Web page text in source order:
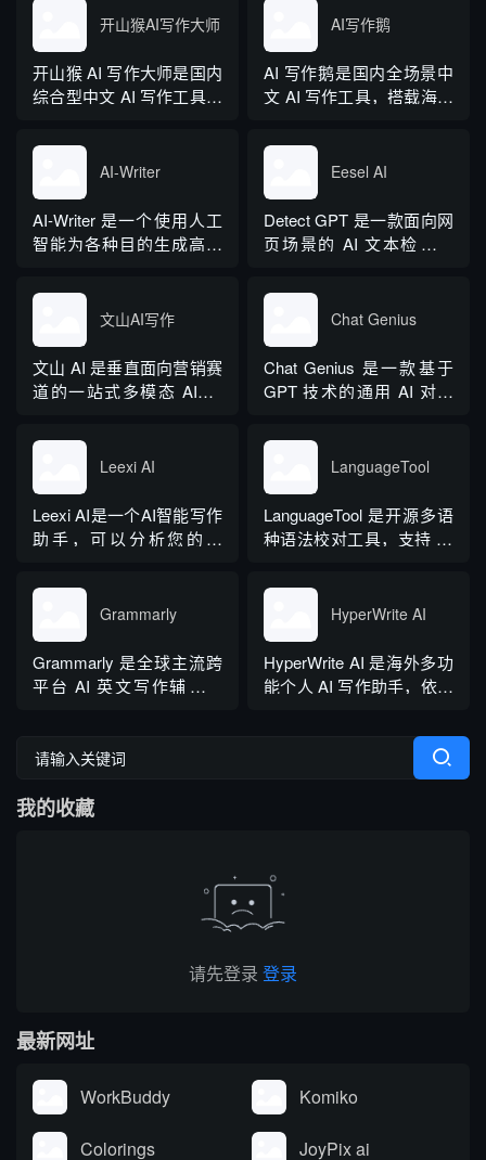
线，6 月推出企业版抖音
百科。区别于普通对话式
AI，它是可以直接操作电
脑本地授权文件的 AI 助
量标准公文语料训练专属
大模型。平台整合 AI 公文
生成、全维度智能校对、
范文库、实时更新素材
撰写、文稿合...
开山猴AI写作大师
开山猴 AI 写作大师是国内
综合型中文 AI 写作工具，
方法论与自研大模型算
法，大幅降低 AI 使用门
槛，无需专业提示词技巧
即可产出高质量文稿。平
台覆盖 20 余个行业领域、
AI写作鹅
AI 写作鹅是国内全场景中
文 AI 写作工具，搭载海量
公文、学术论文、电商短
视频、新媒体、文学创
作、多行业策划等上百类
场景，集成伪原创改写、
图生文、多语言翻译、
AI-Writer
AI-Writer 是一个使用人工
智能为各种目的生成高质
论您是需要撰写博客文
章、产品描述、登录页面
还是研究论文。
Eesel AI
Detect GPT 是一款面向网
页场景的 AI 文本检测工
主，核心能力是实时扫描
网页文字，甄别 GPT 系列
大模型产出内容，依托斯
坦福零样本概率曲率检测
技术，无需针对新模型重
文山AI写作
文山 AI 是垂直面向营销赛
道的一站式多模态 AIGC
成，依托深度学习算法学
习用户创作风格，适配新
闻稿、产品文案、广告宣
传等各类营销文体。内置
十大类海量行业模板，覆
Chat Genius
Chat Genius 是一款基于
GPT 技术的通用 AI 对话
言处理能力实现图文双向
交互，支持自定义专属个
性化 AI 助理，覆盖问答查
询、内容创作、生活事务
辅助等场景。产品采用金
Leexi AI
Leexi AI是一个AI智能写作
助手，可以分析您的文
本的反馈和建议，帮助您
纠正语法、拼写和标点符
号错误等。
LanguageTool
LanguageTool 是开源多语
种语法校对工具，支持 30
盖英、西、德、法等主流
语种，区分六大英语地域
版本。工具除基础拼写语
法纠错外，还可校验标
点、大小写、语句冗余问
Grammarly
Grammarly 是全球主流跨
平台 AI 英文写作辅助工
搭载 GrammarlyGO 智能
AI 生成、抄袭检测、引文
HyperWrite AI
HyperWrite AI 是海外多功
能个人 AI 写作助手，依托
字处理工具，内置上百种
写作功能，支持原生网页
编辑器与 Chrome 浏览器
务沟通等...
我的收藏
请先登录 登录
最新网址
WorkBuddy Komiko
Colorings JoyPix ai